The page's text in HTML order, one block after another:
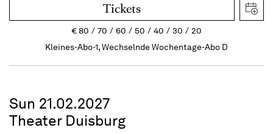
Tickets
€80 70 60 50 40 30
20
Kleines-Abo-1, Wechselnde Wochentage-Abo D
Sun 21.02.2027
Theater Duisburg